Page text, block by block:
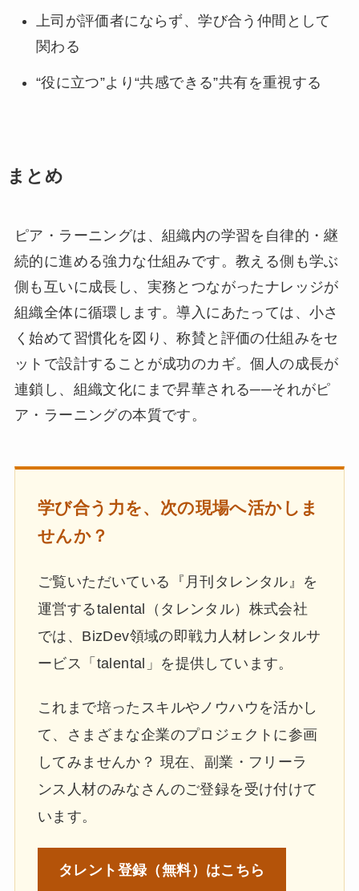
上司が評価者にならず、学び合う仲間として
関わる
“役に立つ”より“共感できる”共有を重視する
まとめ
ピア・ラーニングは、組織内の学習を自律的・継
続的に進める強力な仕組みです。教える側も学ぶ
側も互いに成長し、実務とつながったナレッジが
組織全体に循環します。導入にあたっては、小さ
く始めて習慣化を図り、称賛と評価の仕組みをセ
ットで設計することが成功のカギ。個人の成長が
連鎖し、組織文化にまで昇華される──それがピ
ア・ラーニングの本質です。
学び合う力を、次の現場へ活かしま
せんか？
ご覧いただいている『月刊タレンタル』を
運営するtalental（タレンタル）株式会社
では、BizDev領域の即戦力人材レンタルサ
ービス「talental」を提供しています。
これまで培ったスキルやノウハウを活かし
て、さまざまな企業のプロジェクトに参画
してみませんか？ 現在、副業・フリーラ
ンス人材のみなさんのご登録を受け付けて
います。
タレント登録（無料）はこちら